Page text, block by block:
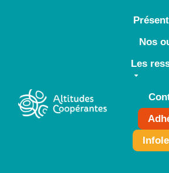
Aller au contenu principal
Nos
Les